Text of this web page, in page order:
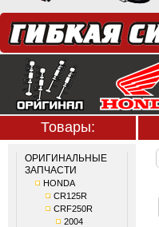
Товары:
ОРИГИНАЛЬНЫЕ
ЗАПЧАСТИ
HONDA
CR125R
CRF250R
2004